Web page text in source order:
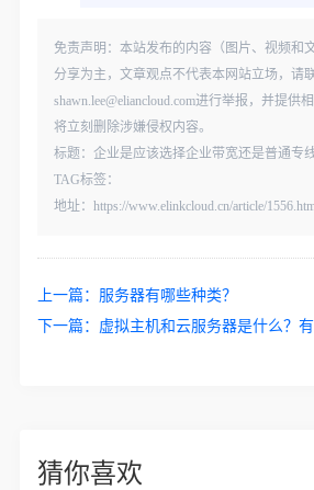
免责声明：本站发布的内容（图片、视频和
分享为主，文章观点不代表本网站立场，请
shawn.lee@eliancloud.com进行举报，并提供
将立刻删除涉嫌侵权内容。
标题：企业是应该选择企业带宽还是普通专线
TAG标签：
地址：https://www.elinkcloud.cn/article/
上一篇： 服务器有哪些种类？
下一篇： 虚拟主机和云服务器是什么？有
猜你喜欢